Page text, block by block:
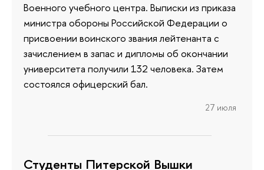
Военного учебного центра. Выписки из приказа
министра обороны Российской Федерации о
присвоении воинского звания лейтенанта с
зачислением в запас и дипломы об окончании
университета получили 132 человека. Затем
состоялся офицерский бал.
27 июля
Студенты Питерской Вышки